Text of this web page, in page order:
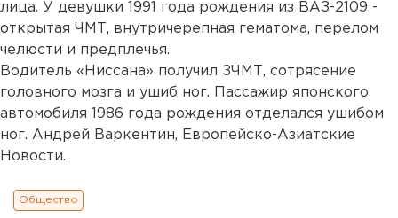
лица. У девушки 1991 года рождения из ВАЗ-2109 -
открытая ЧМТ, внутричерепная гематома, перелом
челюсти и предплечья.
Водитель «Ниссана» получил ЗЧМТ, сотрясение
головного мозга и ушиб ног. Пассажир японского
автомобиля 1986 года рождения отделался ушибом
ног. Андрей Варкентин, Европейско-Азиатские
Новости.
Общество